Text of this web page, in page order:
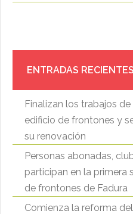
ENTRADAS RECIENTES
Finalizan los trabajos
edificio de frontones y
su renovación
Personas abonadas,
participan en la primera
de frontones de Fadura
Comienza la reforma